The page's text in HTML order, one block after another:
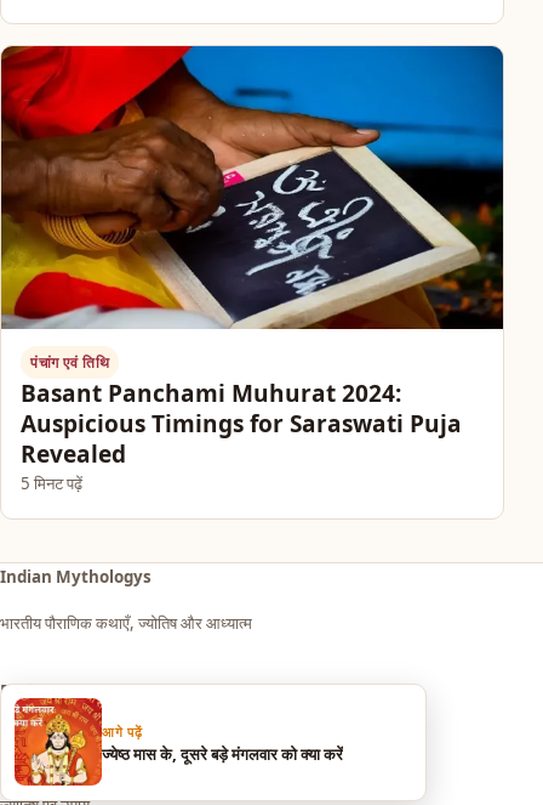
पंचांग एवं तिथि
Basant Panchami Muhurat 2024:
Auspicious Timings for Saraswati Puja
Revealed
5 मिनट पढ़ें
आगे पढ़ें
ज्येष्ठ मास के, दूसरे बड़े मंगलवार को क्या करें
Indian Mythologys
भारतीय पौराणिक कथाएँ, ज्योतिष और आध्यात्म
Explore
आध्यात्म एवं धर्म
सपनों का मतलब (Dream Meaning)